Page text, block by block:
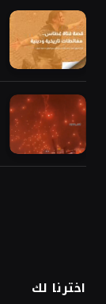
اخترنا لك